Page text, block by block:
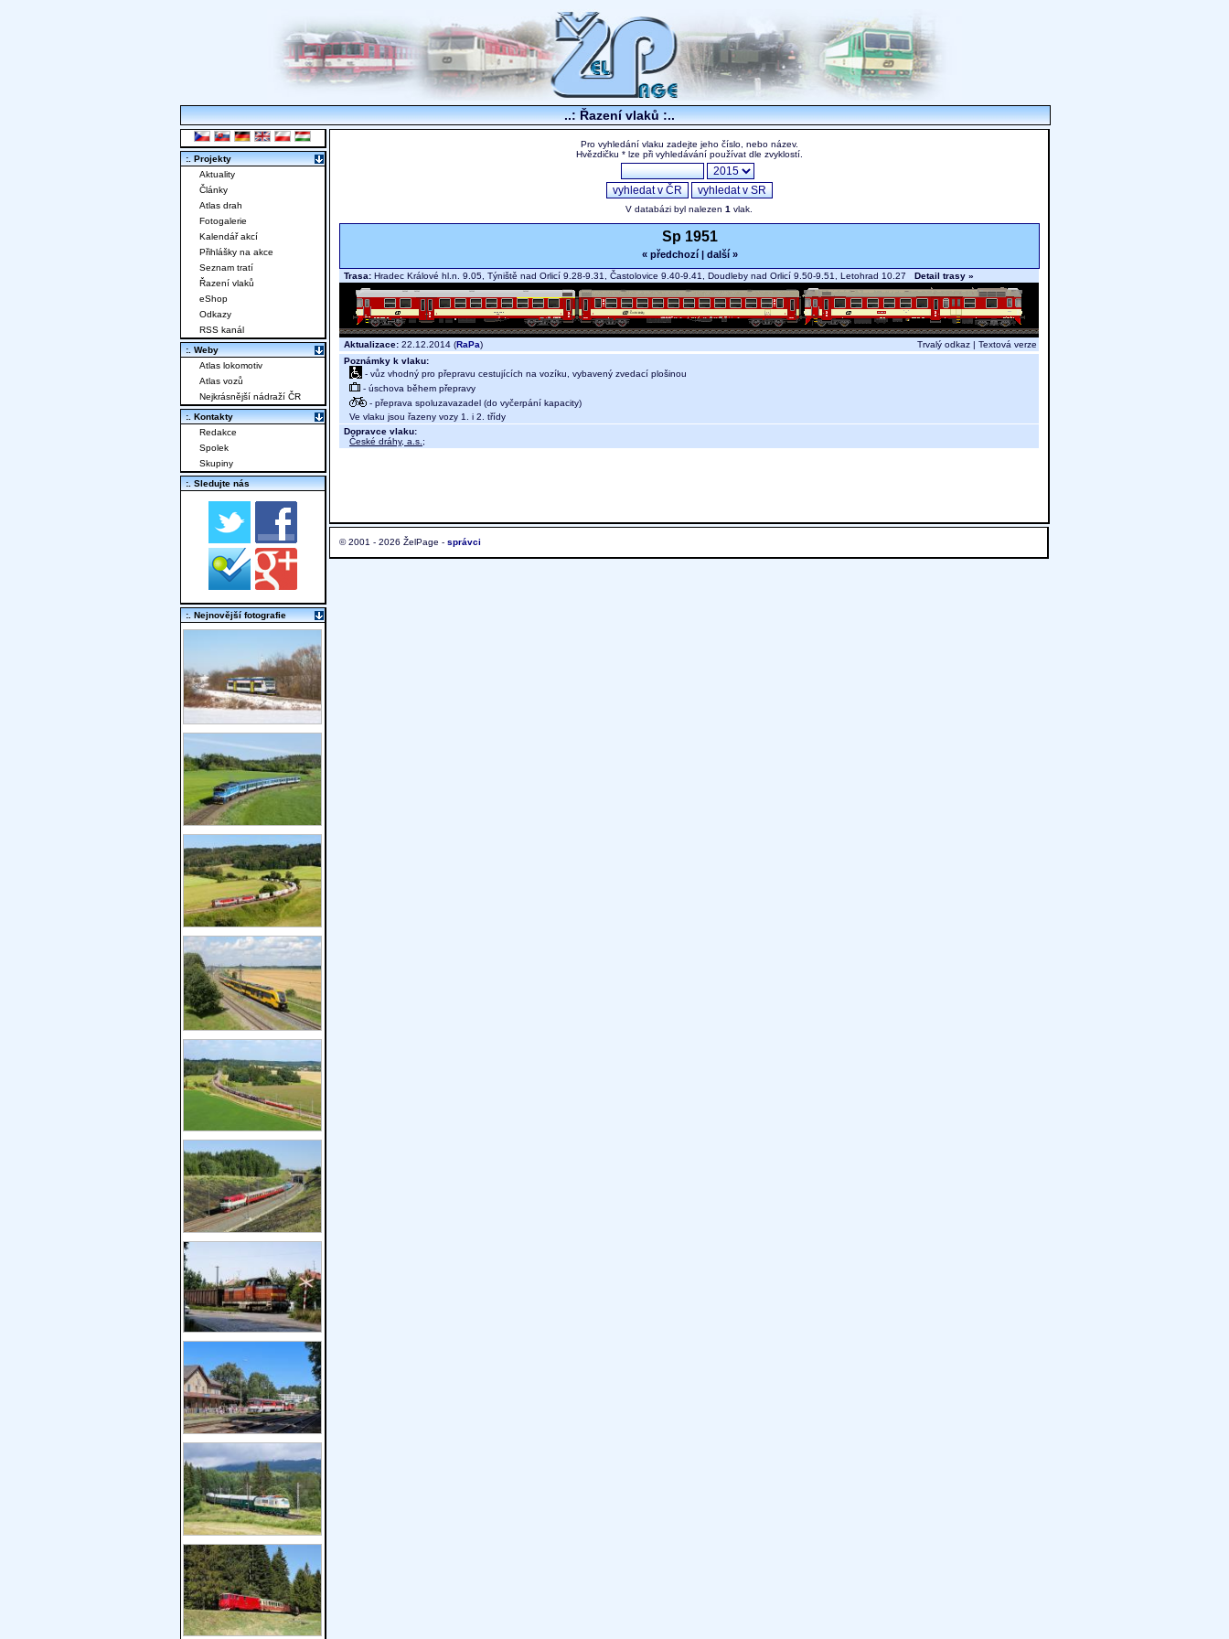
..: Řazení vlaků :..
Pro vyhledání vlaku zadejte jeho číslo, nebo název.
Hvězdičku * lze při vyhledávání používat dle zvyklostí.
V databázi byl nalezen 1 vlak.
Sp 1951
« předchozí| další »
Trasa: Hradec Králové hl.n. 9.05, Týniště nad Orlicí 9.28-9.31, Častolovice 9.40-9.41, Doudleby nad Orlicí 9.50-9.51, Letohrad 10.27 Detail trasy »
Aktualizace: 22.12.2014 (RaPa) Trvalý odkaz | Textová verze
Poznámky k vlaku:
- vůz vhodný pro přepravu cestujících na vozíku, vybavený zvedací plošinou
- úschova během přepravy
- přeprava spoluzavazadel (do vyčerpání kapacity)
Ve vlaku jsou řazeny vozy 1. i 2. třídy
Dopravce vlaku:
České dráhy, a.s. ;
© 2001 - 2026 ŽelPage - správci
:. Projekty
Aktuality
Články
Atlas drah
Fotogalerie
Kalendář akcí
Přihlášky na akce
Seznam tratí
Řazení vlaků
eShop
Odkazy
RSS kanál
:. Weby
Atlas lokomotiv
Atlas vozů
Nejkrásnější nádraží ČR
:. Kontakty
Redakce
Spolek
Skupiny
:. Sledujte nás
:. Nejnovější fotografie